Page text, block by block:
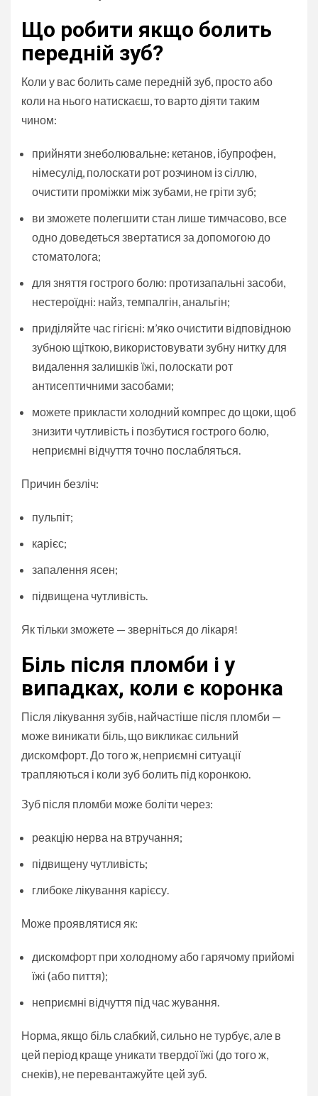
Що робити якщо болить
передній зуб?
Коли у вас болить саме передній зуб, просто або
коли на нього натискаєш, то варто діяти таким
чином:
прийняти знеболювальне: кетанов, ібупрофен,
німесулід, полоскати рот розчином із сіллю,
очистити проміжки між зубами, не гріти зуб;
ви зможете полегшити стан лише тимчасово, все
одно доведеться звертатися за допомогою до
стоматолога;
для зняття гострого болю: протизапальні засоби,
нестероїдні: найз, темпалгін, анальгін;
приділяйте час гігієні: м’яко очистити відповідною
зубною щіткою, використовувати зубну нитку для
видалення залишків їжі, полоскати рот
антисептичними засобами;
можете прикласти холодний компрес до щоки, щоб
знизити чутливість і позбутися гострого болю,
неприємні відчуття точно послабляться.
Причин безліч:
пульпіт;
карієс;
запалення ясен;
підвищена чутливість.
Як тільки зможете — зверніться до лікаря!
Біль після пломби і у
випадках, коли є коронка
Після лікування зубів, найчастіше після пломби —
може виникати біль, що викликає сильний
дискомфорт. До того ж, неприємні ситуації
трапляються і коли зуб болить під коронкою.
Зуб після пломби може боліти через:
реакцію нерва на втручання;
підвищену чутливість;
глибоке лікування карієсу.
Може проявлятися як:
дискомфорт при холодному або гарячому прийомі
їжі (або пиття);
неприємні відчуття під час жування.
Норма, якщо біль слабкий, сильно не турбує, але в
цей період краще уникати твердої їжі (до того ж,
снеків), не перевантажуйте цей зуб.